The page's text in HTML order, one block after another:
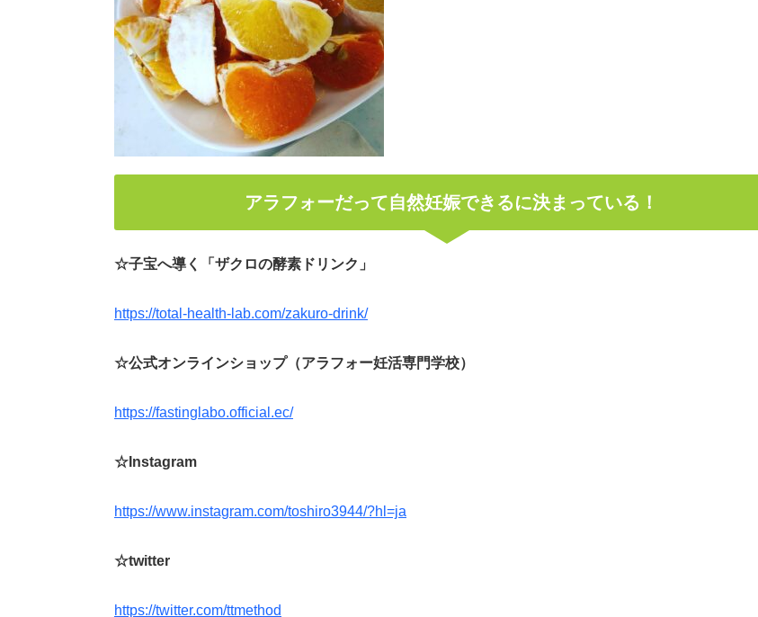
アラフォーだって自然妊娠できるに決まっている！
☆子宝へ導く「ザクロの酵素ドリンク」
https://total-health-lab.com/zakuro-drink/
☆公式オンラインショップ（アラフォー妊活専門学校）
https://fastinglabo.official.ec/
☆Instagram
https://www.instagram.com/toshiro3944/?hl=ja
☆twitter
https://twitter.com/ttmethod